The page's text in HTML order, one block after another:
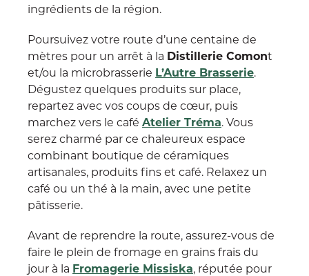
ingrédients de la région.
Poursuivez votre route d’une centaine de
mètres pour un arrêt à la Distillerie Comont
et/ou la microbrasserie L’Autre Brasserie.
Dégustez quelques produits sur place,
repartez avec vos coups de cœur, puis
marchez vers le café Atelier Tréma. Vous
serez charmé par ce chaleureux espace
combinant boutique de céramiques
artisanales, produits fins et café. Relaxez un
café ou un thé à la main, avec une petite
pâtisserie.
Avant de reprendre la route, assurez-vous de
faire le plein de fromage en grains frais du
jour à la Fromagerie Missiska, réputée pour